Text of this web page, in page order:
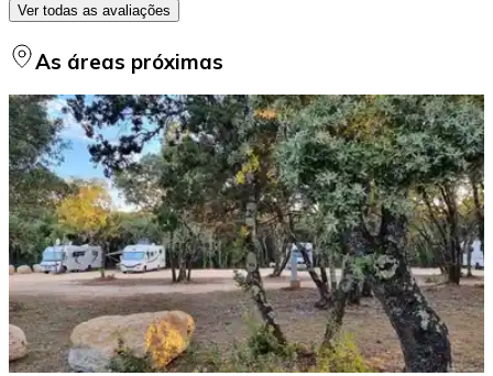
Ver todas as avaliações
As áreas próximas